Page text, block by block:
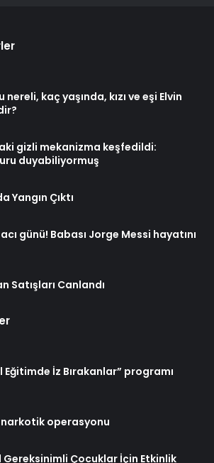
kaç yaşında, kızı ve eşi Elvin
gizli mekanizma keşfedildi:
duyabiliyormuş
Yangın Çıktı
günü! Babası Jorge Messi hayatını
Satışları Canlandı
Eğitimde İz Bırakanlar” programı
operasyonu
Gereksinimli Çocuklar İçin Etkinlik